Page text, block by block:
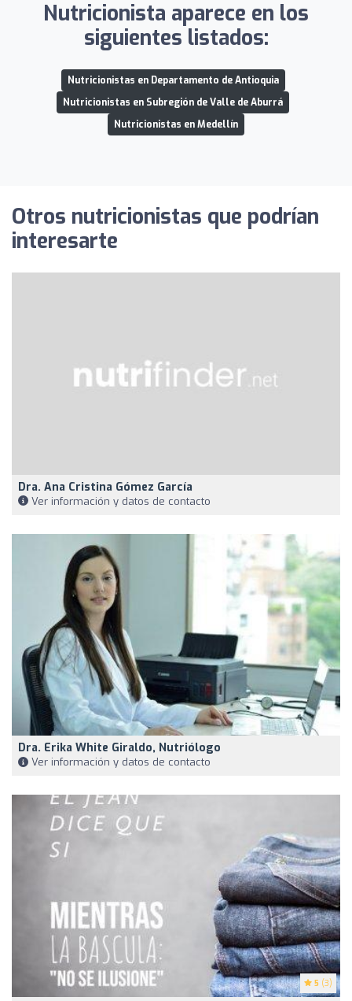
Nutricionista aparece en los
siguientes listados:
Nutricionistas en Departamento de Antioquia
Nutricionistas en Subregión de Valle de Aburrá
Nutricionistas en Medellín
Otros nutricionistas que podrían
interesarte
Dra. Ana Cristina Gómez García
Ver información y datos de contacto
Dra. Erika White Giraldo, Nutriólogo
Ver información y datos de contacto
5 (3)